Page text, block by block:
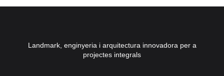
Landmark, enginyeria i arquitectura innovadora per a
projectes integrals